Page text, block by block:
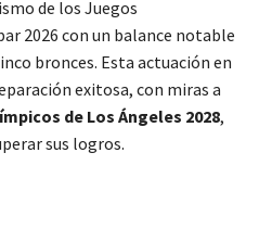
de los Juegos
2026 con un balance notable
bronces. Esta actuación en
exitosa, con miras a
de Los Ángeles 2028,
sus logros.